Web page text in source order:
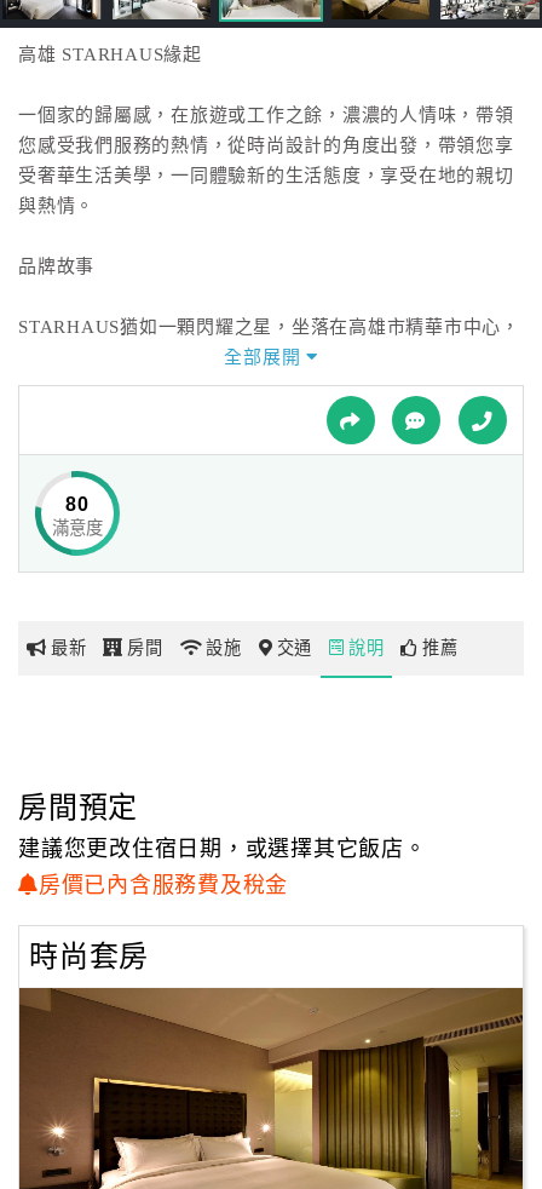
店
訂
HOT
特
色
宿
球
網
玩
地
圖
顧
務
意
度
高雄 STARHAUS緣起
一個家的歸屬感，在旅遊或工作之餘，濃濃的人情味，帶領
您感受我們服務的熱情，從時尚設計的角度出發，帶領您享
受奢華生活美學，一同體驗新的生活態度，享受在地的親切
與熱情。
品牌故事
STARHAUS猶如一顆閃耀之星，坐落在高雄市精華市中心，
打造一個時尚的悠閒空間，希望您放慢腳步，細細品味專屬
您的寵愛。
全部展開
80
滿意度
最新 房間 設施 交通 說明 推薦
房間預定
建議您更改住宿日期，或選擇其它飯店。
房價已內含服務費及稅金
時尚套房